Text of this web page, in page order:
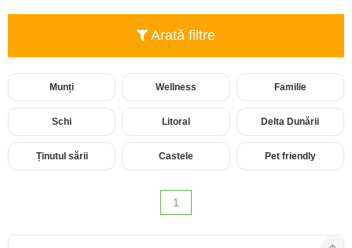
Arată filtre
Munți Wellness Familie
Schi Litoral Delta Dunării
Ținutul sării Castele Pet friendly
1